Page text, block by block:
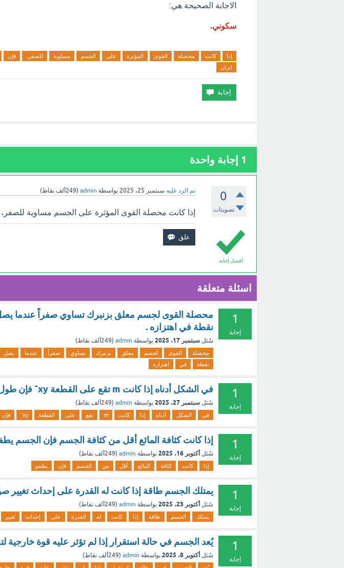
الاجابة الصحيحة هي:
سكوني.
إذا كانت محصلة القوى المؤثرة على الجسم مساوية للصفر، فإن
اتزان
1 إجابة واحدة
0
تصويتات
تم الرد عليه سبتمبر 25، 2025 بواسطة admin
(249ألف نقاط)
أفضل إجابة
إذا كانت محصلة القوى المؤثرة على الجسم مساوية
اسئلة متعلقة
1
إجابة
محصلة القوى لجسم معلق بزنبرك تساوي صفراً عندما
نقطة في اهتزازه .
سُئل سبتمبر 17، 2025 بواسطة admin
(249ألف نقاط)
محصلة القوى لجسم معلق بزنبرك تساوي صفراً عندما يصل
نقطة
في اهتزازه
1
إجابة
في الشكل أدناه إذا كانت m تقع على القطعة xy¯ فإن طول my¯
سُئل سبتمبر 27، 2025 بواسطة admin
(249ألف نقاط)
في الشكل أدناه إذا كانت m تقع على القطعة xy¯ فإن
1
إجابة
إذا كانت كثافة المائع أقل من كثافة الجسم فإن الجسم
سُئل أكتوبر 16، 2025 بواسطة admin
(249ألف نقاط)
إذا كانت كثافة المائع أقل من الجسم فإن يطفو
1
إجابة
يمتلك الجسم طاقة إذا كانت له القدرة على إحداث تغيير
سُئل أكتوبر 23، 2025 بواسطة admin
(249ألف نقاط)
يمتلك الجسم طاقة إذا كانت له القدرة على إحداث تغيير
1
إجابة
يُعد الجسم في حالة استقرار إذا لم تؤثر عليه قوة خارجية
سُئل أكتوبر 8، 2025 بواسطة admin
(249ألف نقاط)